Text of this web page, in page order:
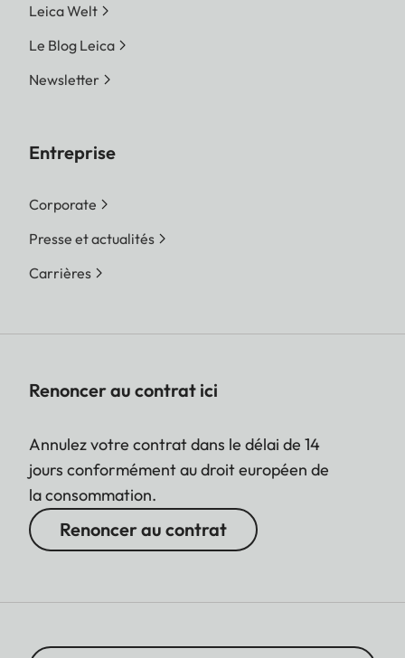
Leica Welt
Le Blog Leica
Newsletter
Entreprise
Corporate
Presse et actualités
Carrières
Renoncer au contrat ici
Annulez votre contrat dans le délai de 14
jours conformément au droit européen de
la consommation.
Renoncer au contrat